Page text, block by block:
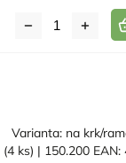
Varianta: na krk/
(4 ks) | 150.200 EAN: